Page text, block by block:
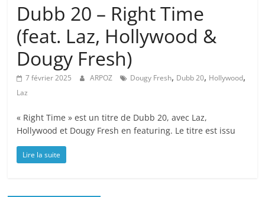
Dubb 20 – Right Time
(feat. Laz, Hollywood &
Dougy Fresh)
7 février 2025 ARPOZ Dougy Fresh, Dubb 20, Hollywood,
Laz
« Right Time » est un titre de Dubb 20, avec Laz,
Hollywood et Dougy Fresh en featuring. Le titre est issu
Lire la suite